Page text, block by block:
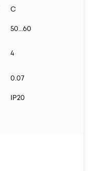
C
50...60
4
0.07
IP20